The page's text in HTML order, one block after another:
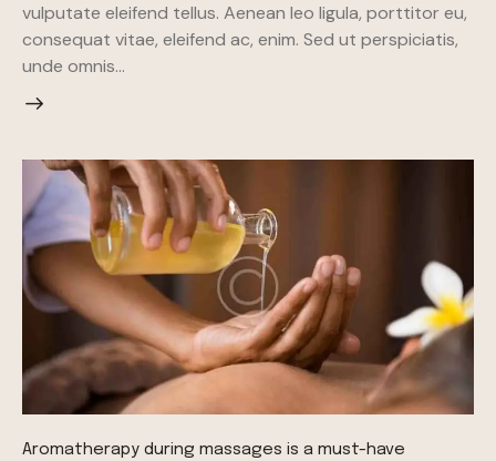
vulputate eleifend tellus. Aenean leo ligula, porttitor eu,
consequat vitae, eleifend ac, enim. Sed ut perspiciatis,
unde omnis…
Aromatherapy during massages is a must-have